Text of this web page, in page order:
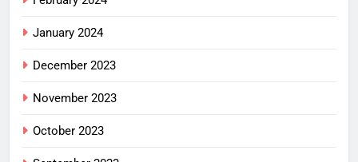
January 2024
December 2023
November 2023
October 2023